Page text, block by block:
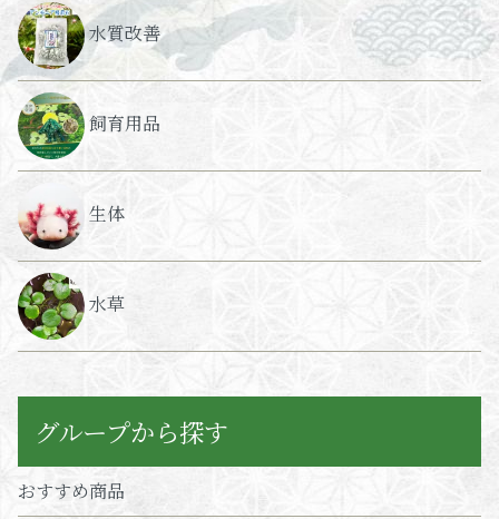
水質改善
飼育用品
生体
水草
グループから探す
おすすめ商品